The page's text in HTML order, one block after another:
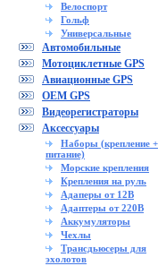
Велоспорт
Гольф
Универсальные
Автомобильные
Мотоциклетные GPS
Авиационные GPS
OEM GPS
Видеорегистраторы
Аксессуары
Наборы (крепление +
питание)
Морские крепления
Крепления на руль
Адаперы от 12В
Адаптеры от 220В
Аккумуляторы
Чехлы
Трансдьюсеры для
эхолотов